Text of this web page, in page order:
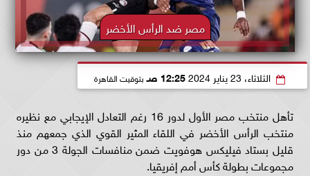
مصر ضد الرأس الأخضر
الثلاثاء، 23 يناير 2024 12:25 صـ بتوقيت القاهرة
تأهل منتخب مصر الأول لدور 16 رغم التعادل الإيجابي مع نظيره
منتخب الرأس الأخضر في اللقاء المثير القوي الذي جمعهم منذ
قليل بستاد فيليكس هوفويت ضمن منافسات الجولة 3 من دور
مجموعات بطولة كأس أمم إفريقيا.